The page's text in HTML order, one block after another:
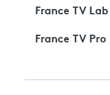
France TV Lab
France TV Pro